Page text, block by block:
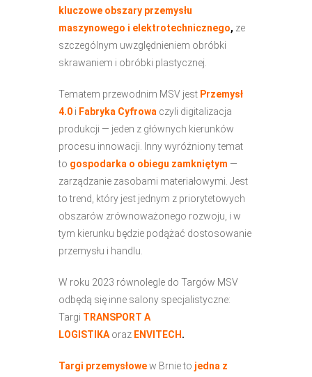
kluczowe obszary przemysłu
maszynowego i elektrotechnicznego, ze
szczególnym uwzględnieniem obróbki
skrawaniem i obróbki plastycznej.
Tematem przewodnim MSV jest Przemysł
4.0 i Fabryka Cyfrowa czyli digitalizacja
produkcji — jeden z głównych kierunków
procesu innowacji. Inny wyróżniony temat
to gospodarka o obiegu zamkniętym —
zarządzanie zasobami materiałowymi. Jest
to trend, który jest jednym z priorytetowych
obszarów zrównoważonego rozwoju, i w
tym kierunku będzie podążać dostosowanie
przemysłu i handlu.
W roku 2023 równolegle do Targów MSV
odbędą się inne salony specjalistyczne:
Targi TRANSPORT A
LOGISTIKA oraz ENVITECH .
Targi przemysłowew Brnie to jedna z